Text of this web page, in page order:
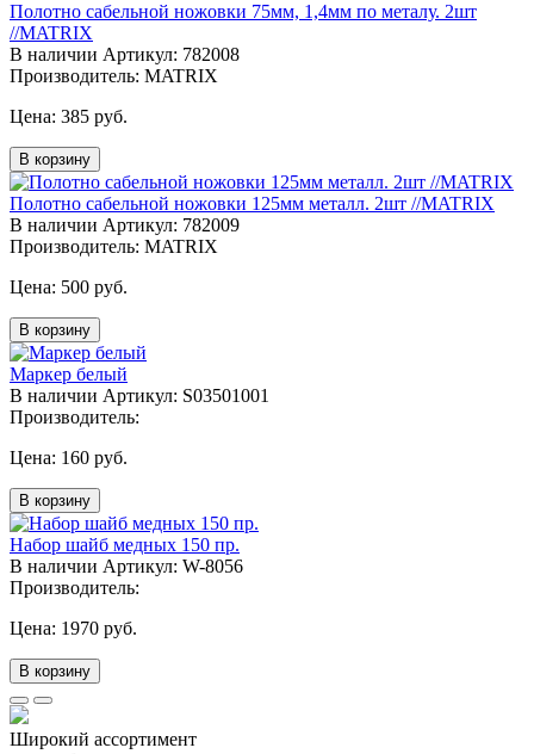
Полотно сабельной ножовки 75мм, 1,4мм по металу. 2шт
//MATRIX
В наличии Артикул: 782008
Производитель: MATRIX
Цена: 385 руб.
В корзину
Полотно сабельной ножовки 125мм металл. 2шт //MATRIX
В наличии Артикул: 782009
Производитель: MATRIX
Цена: 500 руб.
В корзину
Маркер белый
В наличии Артикул: S03501001
Производитель:
Цена: 160 руб.
В корзину
Набор шайб медных 150 пр.
В наличии Артикул: W-8056
Производитель:
Цена: 1970 руб.
В корзину
Широкий ассортимент